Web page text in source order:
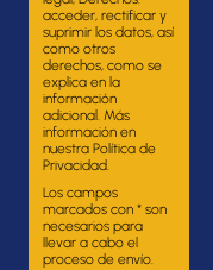
acceder, rectificar y
suprimir los datos, así
como otros
derechos, como se
explica en la
información
adicional. Más
información en
nuestra Política de
Privacidad.
Los campos
marcados con * son
necesarios para
llevar a cabo el
proceso de envío.